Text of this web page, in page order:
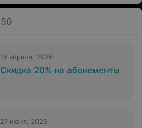
50
18 апреля, 2026
Скидка 20% на абонементы
27 июня, 2025